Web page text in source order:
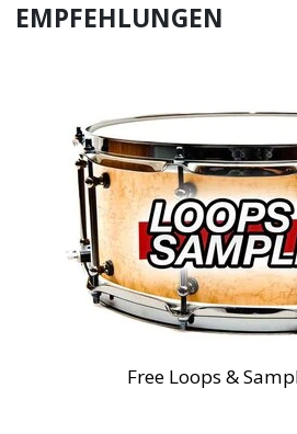
EMPFEHLUNGEN
Free Loops &